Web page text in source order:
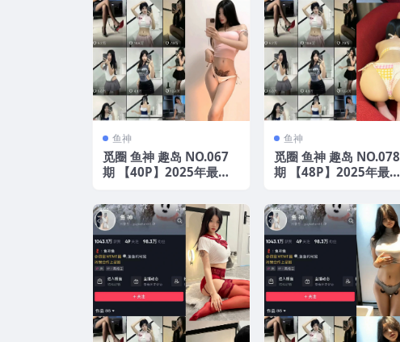
鱼神
觅圈 鱼神 趣岛 NO.067
期 【40P】2025年最新
鱼神
觅圈 鱼神 趣岛 NO.078
期 【48P】2025年最新